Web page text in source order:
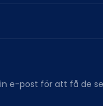
e-post för att få de